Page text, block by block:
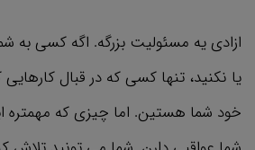
ازادی یه مسئولیت بزرگه. اگه کسی به
یا نکنید، تنها کسی که در قبال
خود شما هستین. اما چیزی که مهمتره